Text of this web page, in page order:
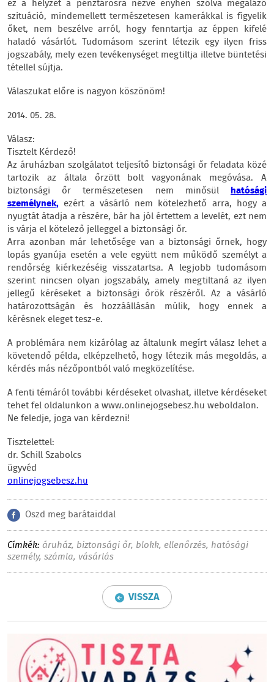
ez a helyzet a pénztárosra nézve enyhén szólva megalázó
szituáció, mindemellett természetesen kamerákkal is figyelik
őket, nem beszélve arról, hogy fenntartja az éppen kifelé
haladó vásárlót. Tudomásom szerint létezik egy ilyen friss
jogszabály, mely ezen tevékenységet megtiltja illetve büntetési
tétellel sújtja.
Válaszukat előre is nagyon köszönöm!
2014. 05. 28.
Válasz:
Tisztelt Kérdező!
Az áruházban szolgálatot teljesítő biztonsági őr feladata közé
tartozik az általa őrzött bolt vagyonának megóvása. A
biztonsági őr természetesen nem minősül hatósági
személynek, ezért a vásárló nem kötelezhető arra, hogy a
nyugtát átadja a részére, bár ha jól értettem a levelét, ezt nem
is várja el kötelező jelleggel a biztonsági őr.
Arra azonban már lehetősége van a biztonsági őrnek, hogy
lopás gyanúja esetén a vele együtt nem működő személyt a
rendőrség kiérkezéséig visszatartsa. A legjobb tudomásom
szerint nincsen olyan jogszabály, amely megtiltaná az ilyen
jellegű kéréseket a biztonsági őrök részéről. Az a vásárló
határozottságán és hozzáállásán múlik, hogy ennek a
kérésnek eleget tesz-e.
A problémára nem kizárólag az általunk megírt válasz lehet a
követendő példa, elképzelhető, hogy létezik más megoldás, a
kérdés más nézőpontból való megközelítése.
A fenti témáról további kérdéseket olvashat, illetve kérdéseket
tehet fel oldalunkon a www.onlinejogsebesz.hu weboldalon.
Ne feledje, joga van kérdezni!
Tisztelettel:
dr. Schill Szabolcs
ügyvéd
onlinejogsebesz.hu
Oszd meg barátaiddal
Címkék: áruház, biztonsági őr, blokk, ellenőrzés, hatósági
személy, számla, vásárlás
VISSZA